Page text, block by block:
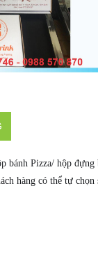
bánh Pizza/ hộp
hàng có thể tự chọn